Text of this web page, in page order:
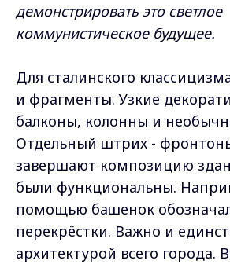
демонстрировать это светлое
коммунистическое будущее.
Для сталинского
и фрагменты. Узкие
балконы, колонны и
Отдельный штрих -
завершают композицию
были функциональны.
помощью башенок
перекрёстки. Важно и
архитектурой всего города.